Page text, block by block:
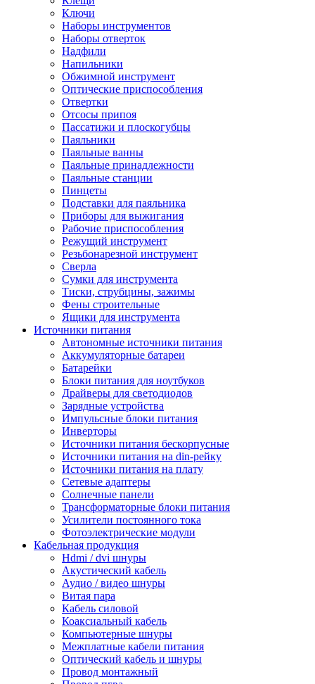
Ключи
Наборы инструментов
Наборы отверток
Надфили
Напильники
Обжимной инструмент
Оптические приспособления
Отвертки
Отсосы припоя
Пассатижи и плоскогубцы
Паяльники
Паяльные ванны
Паяльные принадлежности
Паяльные станции
Пинцеты
Подставки для паяльника
Приборы для выжигания
Рабочие приспособления
Режущий инструмент
Резьбонарезной инструмент
Сверла
Сумки для инструмента
Тиски, струбцины, зажимы
Фены строительные
Ящики для инструмента
Источники питания
Автономные источники питания
Аккумуляторные батареи
Батарейки
Блоки питания для ноутбуков
Драйверы для светодиодов
Зарядные устройства
Импульсные блоки питания
Инверторы
Источники питания бескорпусные
Источники питания на din-рейку
Источники питания на плату
Сетевые адаптеры
Солнечные панели
Трансформаторные блоки питания
Усилители постоянного тока
Фотоэлектрические модули
Кабельная продукция
Hdmi / dvi шнуры
Акустический кабель
Аудио / видео шнуры
Витая пара
Кабель силовой
Коаксиальный кабель
Компьютерные шнуры
Межплатные кабели питания
Оптический кабель и шнуры
Провод монтажный